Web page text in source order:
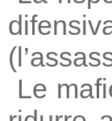
Le